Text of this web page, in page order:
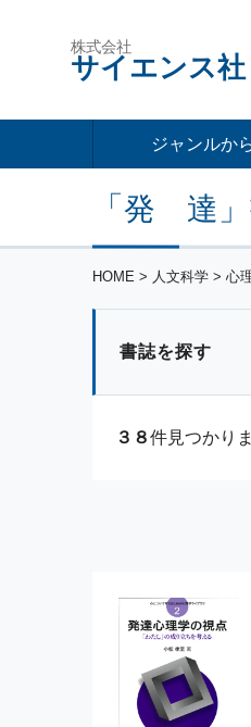
株式会社
サイエンス社
ジャンルか
「発 達
HOME > 人文科学 > 心
書誌を探す
３８件見つかり